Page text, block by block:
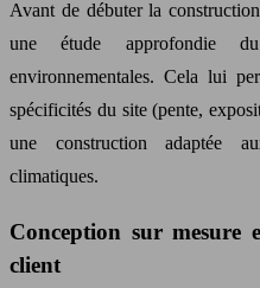
Avant de débuter la
une étude approfondie
environnementales. Cela lui
spécificités du site (pente,
une construction adaptée
climatiques.
Conception sur mesure
client